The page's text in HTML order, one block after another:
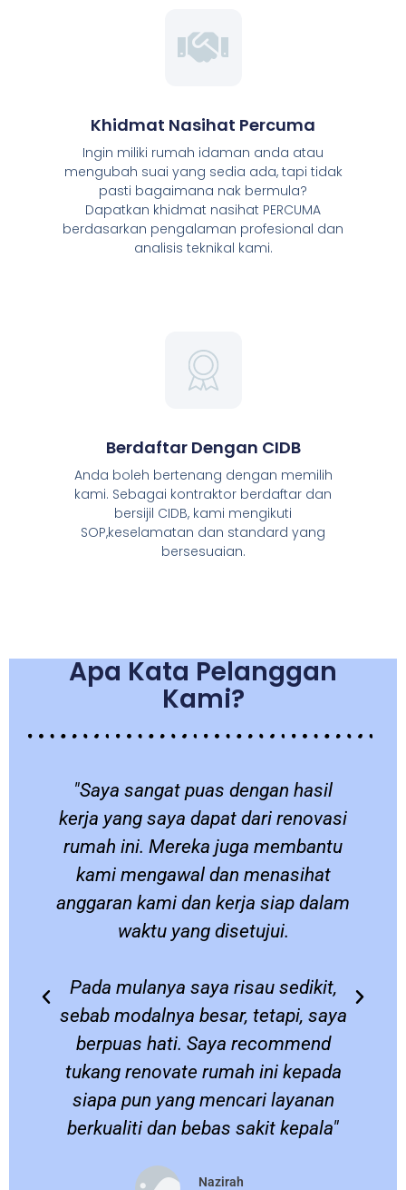
Khidmat Nasihat Percuma
Ingin miliki rumah idaman anda atau
mengubah suai yang sedia ada, tapi tidak
pasti bagaimana nak bermula?
Dapatkan khidmat nasihat PERCUMA
berdasarkan pengalaman profesional dan
analisis teknikal kami.
Berdaftar Dengan CIDB
Anda boleh bertenang dengan memilih
kami. Sebagai kontraktor berdaftar dan
bersijil CIDB, kami mengikuti
SOP,keselamatan dan standard yang
bersesuaian.
Apa Kata Pelanggan
Kami?
"Saya sangat puas dengan hasil
kerja yang saya dapat dari renovasi
rumah ini. Mereka juga membantu
kami mengawal dan menasihat
anggaran kami dan kerja siap dalam
waktu yang disetujui.
Pada mulanya saya risau sedikit,
sebab modalnya besar, tetapi, saya
berpuas hati. Saya recommend
tukang renovate rumah ini kepada
siapa pun yang mencari layanan
berkualiti dan bebas sakit kepala"
Nazirah